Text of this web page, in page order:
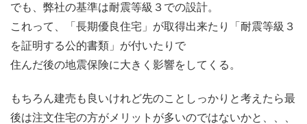
でも、弊社の基準は耐震等級３での設計。
これって、「長期優良住宅」が取得出来たり「耐震等級３
を証明する公的書類」が付いたりで
住んだ後の地震保険に大きく影響をしてくる。
もちろん建売も良いけれど先のことしっかりと考えたら最
後は注文住宅の方がメリットが多いのではないかと、、、